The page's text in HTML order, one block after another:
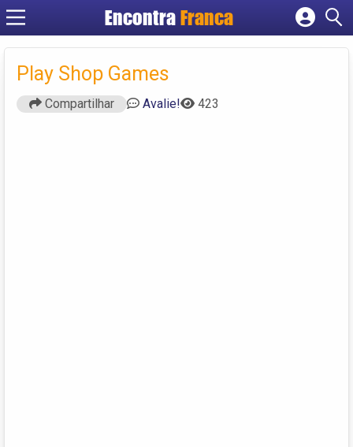
Encontra Franca
Cadastrar empresa
Criar conta
Play Shop Games
Compartilhar Avalie! 423